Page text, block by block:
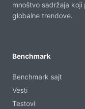
mnoštvo sadržaja
globalne trendove.
Benchmark
Benchmark sajt
Vesti
Testovi